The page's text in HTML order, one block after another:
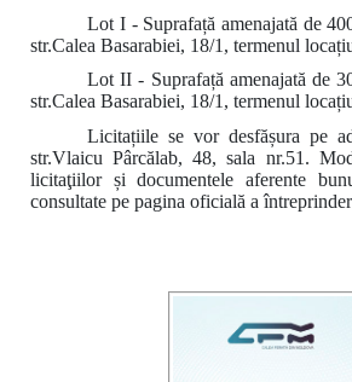
Lot I - Suprafață amenajată de
str.Calea Basarabiei, 18/1, termenul
Lot II - Suprafață amenajată de
str.Calea Basarabiei, 18/1, termenul
Licitațiile se vor desfășura pe
str.Vlaicu Pârcălab, 48, sala nr.51.
licitaţiilor și documentele aferente
consultate pe pagina oficială a